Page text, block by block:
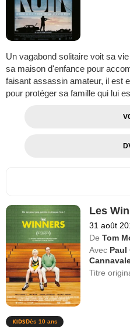
Un vagabond solitaire voit sa
sa maison d'enfance pour
faisant assassin amateur, il est
pour protéger sa famille qui lui
Les
31 août
De Tom
Avec Paul
Titre
Dès 10 ans